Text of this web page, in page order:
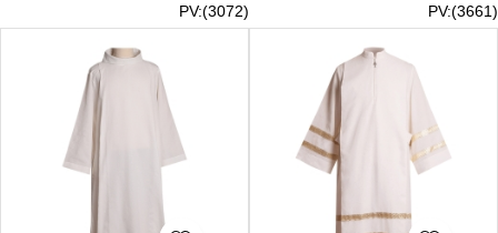
PV:(3072) PV:(3661)